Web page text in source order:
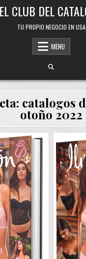
EL CLUB DEL
TU PROPIO NEGOCIO EN USA
MENU
catalogos
otoño 2022
in